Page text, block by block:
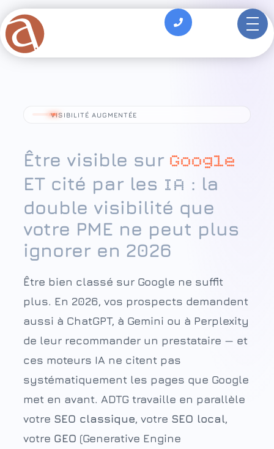
principal
VISIBILITÉ AUGMENTÉE
Être visible sur Google
ET cité par les IA : la
double visibilité que
votre PME ne peut plus
ignorer en 2026
Être bien classé sur Google ne suffit
plus. En 2026, vos prospects demandent
aussi à ChatGPT, à Gemini ou à Perplexity
de leur recommander un prestataire — et
ces moteurs IA ne citent pas
systématiquement les pages que Google
met en avant. ADTG travaille en parallèle
votre SEO classique, votre SEO local,
votre GEO (Generative Engine